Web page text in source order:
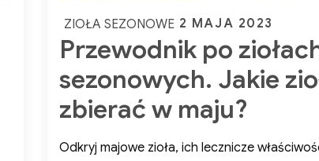
ZIOŁA SEZONOWE Posted
on
2 MAJA 2023
Przewodnik po ziołach
sezonowych. Jakie
zbierać w maju?
Odkryj majowe zioła, ich lecznicze